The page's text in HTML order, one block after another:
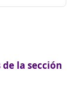
la sección